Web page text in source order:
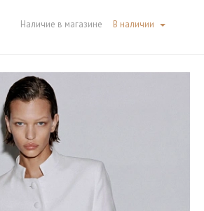
Наличие в магазине В наличии